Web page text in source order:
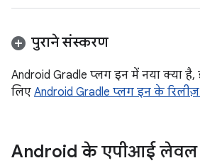
पुराने संस्करण
Android Gradle प्लग इन में नया क्या
लिए Android Gradle प्लग इन के रिलीज़
Android के एपीआई